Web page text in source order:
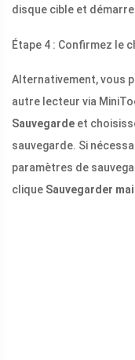
disque cible et
Étape 4 : Confirmez le
Alternativement, vous
autre lecteur via
Sauvegarde et
sauvegarde. Si
paramètres de
clique Sauvegarder